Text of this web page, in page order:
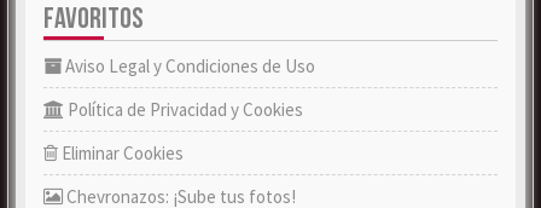
FAVORITOS
Aviso Legal y Condiciones de Uso
Política de Privacidad y Cookies
Eliminar Cookies
Chevronazos: ¡Sube tus fotos!